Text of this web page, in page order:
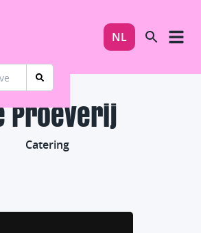
NL
Proeverij
Catering